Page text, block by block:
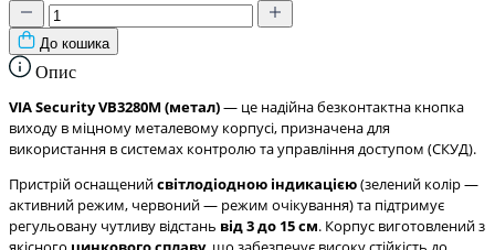
До кошика
Опис
VIA Security VB3280M (метал)— це надійна безконтактна кнопка
виходу в міцному металевому корпусі, призначена для
використання в системах контролю та управління доступом (СКУД).
Пристрій оснащенийсвітлодіодною індикацією(зелений колір —
активний режим, червоний — режим очікування) та підтримує
регульовану чутливу відстань від 3 до 15 см. Корпус виготовлений з